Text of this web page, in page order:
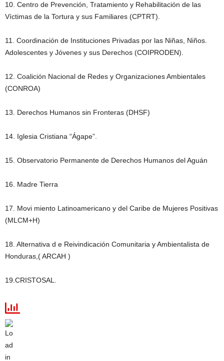
10. Centro de Prevención, Tratamiento y Rehabilitación de las
Víctimas de la Tortura y sus Familiares (CPTRT).
11. Coordinación de Instituciones Privadas por las Niñas, Niños.
Adolescentes y Jóvenes y sus Derechos (COIPRODEN).
12. Coalición Nacional de Redes y Organizaciones Ambientales
(CONROA)
13. Derechos Humanos sin Fronteras (DHSF)
14. Iglesia Cristiana “Ágape”.
15. Observatorio Permanente de Derechos Humanos del Aguán
16. Madre Tierra
17. Movi miento Latinoamericano y del Caribe de Mujeres Positivas
(MLCM+H)
18. Alternativa d e Reivindicación Comunitaria y Ambientalista de
Honduras,( ARCAH )
19.CRISTOSAL.